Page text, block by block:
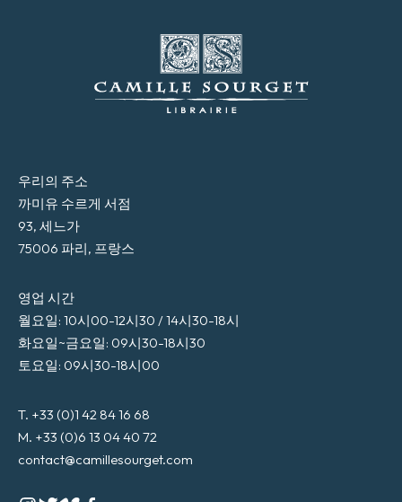
우리의 주소
까미유 수르게 서점
93, 세느가
75006 파리, 프랑스
영업 시간
월요일: 10시00-12시30 / 14시30-18시
화요일~금요일: 09시30-18시30
토요일: 09시30-18시00
T. +33 (0)1 42 84 16 68
M. +33 (0)6 13 04 40 72
contact@camillesourget.com